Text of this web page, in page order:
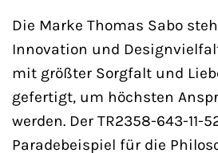
Die Marke Thomas Sabo
Innovation und
mit größter Sorgfalt und
gefertigt, um höchsten
werden. Der TR2358-643-11-
Paradebeispiel für die